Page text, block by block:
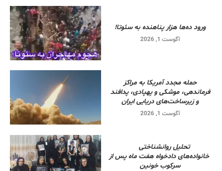
ورود ده‌ها هزار پناهنده به سئوتا!
آگوست 1, 2026
حمله مجدد آمریکا به مراکز
فرماندهی، موشکی و پهپادی، پدافند
و زیرساخت‌های دریایی ایران
آگوست 1, 2026
تحلیل روانشناختی
خانواده‌های دادخواه هفت ماه پس از
سرکوب خونین